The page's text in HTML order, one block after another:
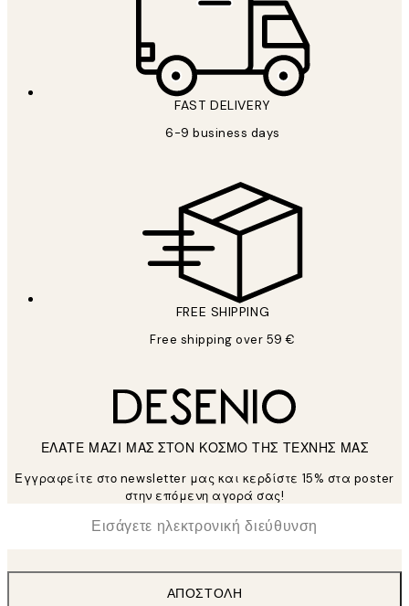
FAST DELIVERY
6-9 business days
FREE SHIPPING
Free shipping over 59 €
ΕΛΑΤΕ ΜΑΖΙ ΜΑΣ ΣΤΟΝ ΚΟΣΜΟ ΤΗΣ ΤΕΧΝΗΣ ΜΑΣ
Εγγραφείτε στο newsletter μας και κερδίστε 15% στα poster
στην επόμενη αγορά σας!
Ηλεκτρονική Διεύθυνση
ΑΠΟΣΤΟΛΉ